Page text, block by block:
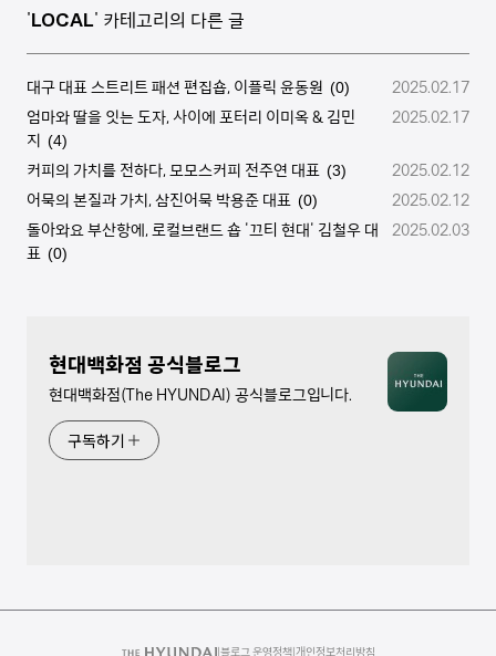
'LOCAL' 카테고리의 다른 글
대구 대표 스트리트 패션 편집숍, 이플릭 윤동원 (0)
2025.02.17
엄마와 딸을 잇는 도자, 사이에 포터리 이미옥 & 김민
지
(4)
2025.02.17
커피의 가치를 전하다, 모모스커피 전주연 대표 (3)
2025.02.12
어묵의 본질과 가치, 삼진어묵 박용준 대표 (0)
2025.02.12
돌아와요 부산항에, 로컬브랜드 숍 '끄티 현대' 김철우 대
표 (0)
2025.02.03
현대백화점 공식블로그
현대백화점(The HYUNDAI) 공식블로그입니다.
구독하기
블로그 운영정책| 개인정보처리방침